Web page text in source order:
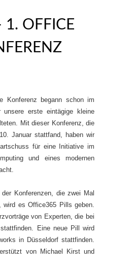
1. OFFICE
Konferenz begann schon im
erste eintägige kleine
Mit dieser Konferenz, die
Januar stattfand, haben wir
für eine Initiative im
und eines modernen
Konferenzen, die zwei Mal
es Office365 Pills geben.
von Experten, die bei
Eine neue Pill wird
in Düsseldorf stattfinden.
von Michael Kirst und